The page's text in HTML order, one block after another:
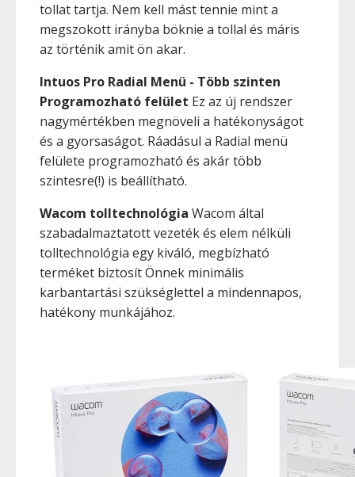
tollat tartja. Nem kell mást tennie mint a
megszokott irányba böknie a tollal és máris
az történik amit ön akar.
Intuos Pro Radial Menü - Több szinten
Programozható felület Ez az új rendszer
nagymértékben megnöveli a hatékonyságot
és a gyorsaságot. Ráadásul a Radial menü
felülete programozható és akár több
szintesre(!) is beállítható.
Wacom tolltechnológia Wacom által
szabadalmaztatott vezeték és elem nélküli
tolltechnológia egy kiváló, megbízható
terméket biztosít Önnek minimális
karbantartási szükséglettel a mindennapos,
hatékony munkájához.